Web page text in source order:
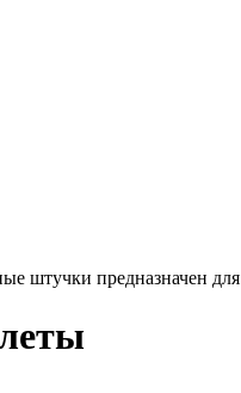
штучки предназначен для